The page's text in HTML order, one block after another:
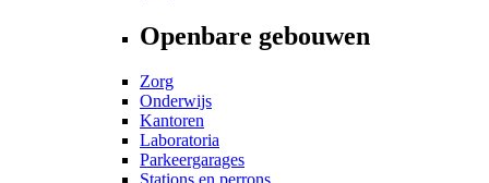
Openbare gebouwen
Zorg
Onderwijs
Kantoren
Laboratoria
Parkeergarages